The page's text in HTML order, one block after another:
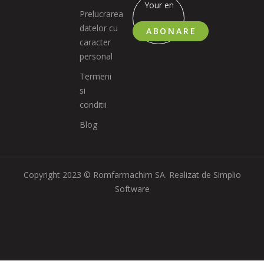
Prelucrarea
datelor cu
caracter
personal
Termeni
si
conditii
Blog
ABONARE
Copyright 2023 © Romfarmachim SA. Realizat de Simplio
Software